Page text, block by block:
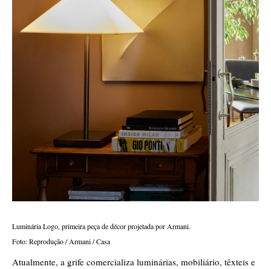
Luminária Logo, primeira peça de décor projetada por Armani.
Foto: Reprodução / Armani / Casa
Atualmente, a grife comercializa luminárias, mobiliário, têxteis e